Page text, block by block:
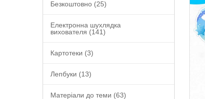
Безкоштовно (25)
Електронна шухлядка
вихователя (141)
Картотеки (3)
Лепбуки (13)
Матеріали до теми (63)